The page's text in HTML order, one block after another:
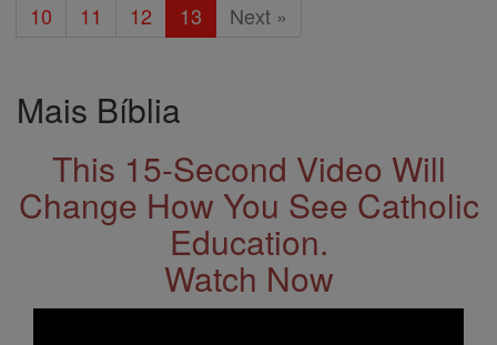
10
11 12 13 Next »
Mais Bíblia
This 15-Second Video Will
Change How You See Catholic
Education.
Watch Now